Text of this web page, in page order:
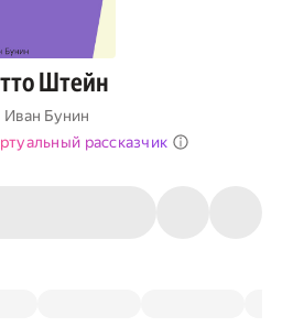
Штейн
Иван Бунин
рассказчик